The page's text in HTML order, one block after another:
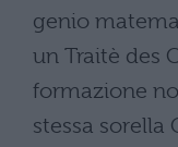
genio
un Traitè des
formazione
stessa sorella